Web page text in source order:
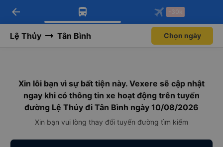
Tải app Vexere ngay!
Nhận ưu đãi thành viên độc
Mở app
Tải app Vexere
-30k/ghế khi đặt vé máy bay qua
Mở app
arrow_back -30k
Lệ Thủy Tân Bình Chọn ngày
Xin lỗi bạn vì sự bất tiện này. Vexere sẽ cập nhật
ngay khi có thông tin xe hoạt động trên tuyến
đường Lệ Thủy đi Tân Bình ngày 10/08/2026
Xin bạn vui lòng thay đổi tuyến đường tìm kiếm